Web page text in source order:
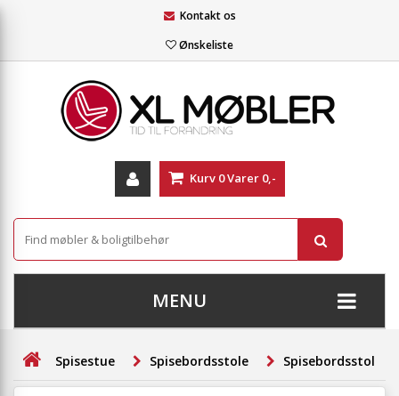
Kontakt os
Ønskeliste
Kurv 0Varer 0,-
MENU
+
STUE
Spisestue Spisebordsstole Spisebordsstol